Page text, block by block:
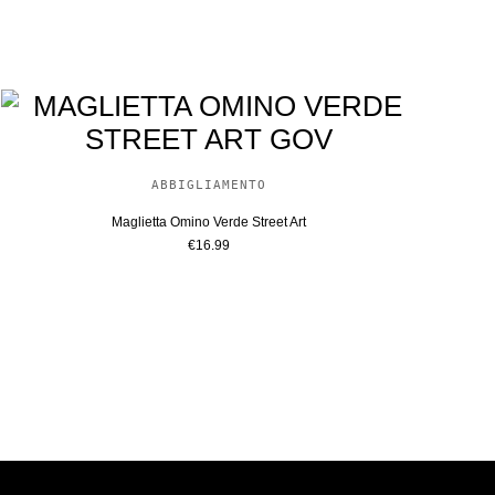
ABBIGLIAMENTO
Maglietta Omino Verde Street Art
€16.99